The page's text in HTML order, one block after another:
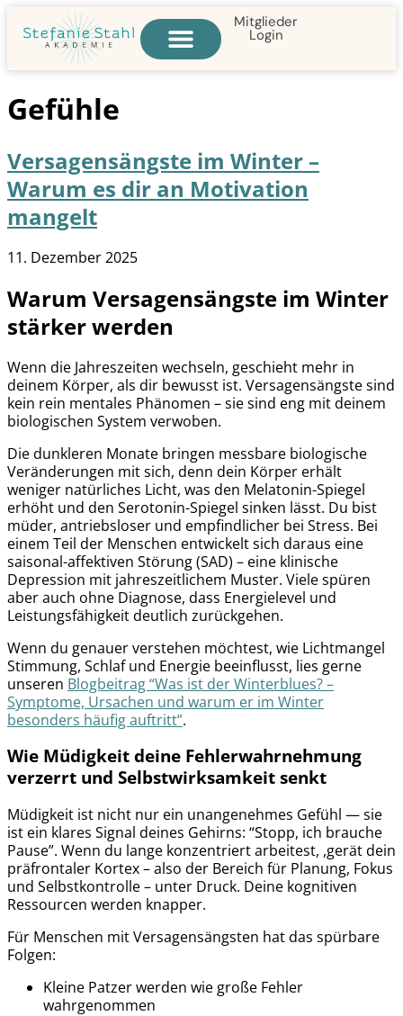
Mitglieder
Login
Gefühle
Versagensängste im Winter –
Warum es dir an Motivation
mangelt
11. Dezember 2025
Warum Versagensängste im Winter
stärker werden
Wenn die Jahreszeiten wechseln, geschieht mehr in
deinem Körper, als dir bewusst ist. Versagensängste sind
kein rein mentales Phänomen – sie sind eng mit deinem
biologischen System verwoben.
Die dunkleren Monate bringen messbare biologische
Veränderungen mit sich, denn dein Körper erhält
weniger natürliches Licht, was den Melatonin-Spiegel
erhöht und den Serotonin-Spiegel sinken lässt. Du bist
müder, antriebsloser und empfindlicher bei Stress. Bei
einem Teil der Menschen entwickelt sich daraus eine
saisonal-affektiven Störung (SAD) – eine klinische
Depression mit jahreszeitlichem Muster. Viele spüren
aber auch ohne Diagnose, dass Energielevel und
Leistungsfähigkeit deutlich zurückgehen.
Wenn du genauer verstehen möchtest, wie Lichtmangel
Stimmung, Schlaf und Energie beeinflusst, lies gerne
unseren Blogbeitrag “Was ist der Winterblues? –
Symptome, Ursachen und warum er im Winter
besonders häufig auftritt”.
Wie Müdigkeit deine Fehlerwahrnehmung
verzerrt und Selbstwirksamkeit senkt
Müdigkeit ist nicht nur ein unangenehmes Gefühl — sie
ist ein klares Signal deines Gehirns: “Stopp, ich brauche
Pause”. Wenn du lange konzentriert arbeitest, ,gerät dein
präfrontaler Kortex – also der Bereich für Planung, Fokus
und Selbstkontrolle – unter Druck. Deine kognitiven
Ressourcen werden knapper.
Für Menschen mit Versagensängsten hat das spürbare
Folgen:
Kleine Patzer werden wie große Fehler
wahrgenommen